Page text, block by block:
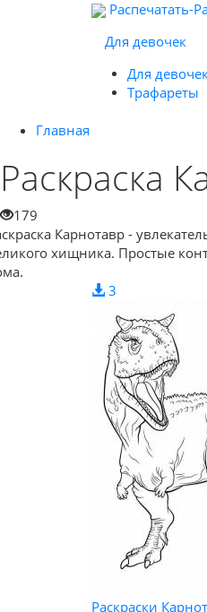
Распечатать-
Для девочек
Для девочек
Трафареты
Главная
Раскраска
179
Карнотавр -
хищника. Простые
3
Раскраски